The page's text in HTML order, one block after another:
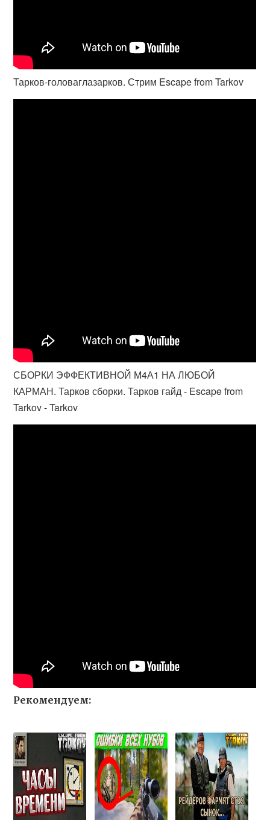
Тарков-головаглазарков. Стрим Escape from Tarkov
СБОРКИ ЭФФЕКТИВНОЙ М4А1 НА ЛЮБОЙ
КАРМАН. Тарков сборки. Тарков гайд - Escape from
Tarkov - Tarkov
Рекомендуем: